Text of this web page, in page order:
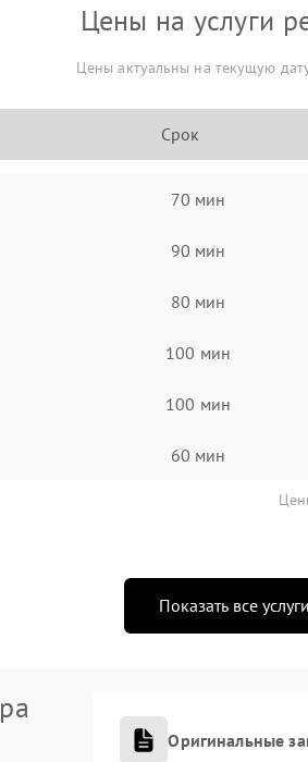
Цены на услуги
Цены актуальны на текущую
Срок
70 мин
90 мин
80 мин
100 мин
100 мин
60 мин
Показать все услуги
Оригинальные